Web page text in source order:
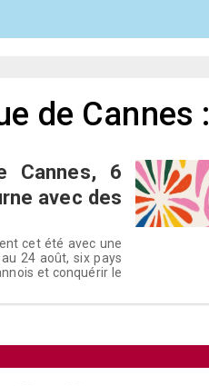
de Cannes :
Cannes, 6
avec des
cet été avec une
24 août, six pays
et conquérir le